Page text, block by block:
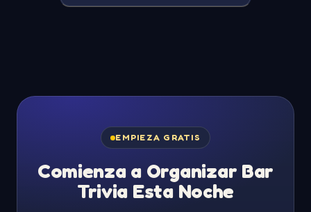
EMPIEZA GRATIS
Comienza a Organizar Bar
Trivia Esta Noche